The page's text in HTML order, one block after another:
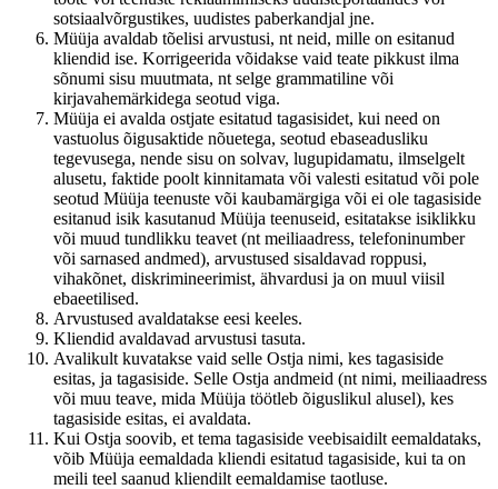
sotsiaalvõrgustikes, uudistes paberkandjal jne.
Müüja avaldab tõelisi arvustusi, nt neid, mille on esitanud
kliendid ise. Korrigeerida võidakse vaid teate pikkust ilma
sõnumi sisu muutmata, nt selge grammatiline või
kirjavahemärkidega seotud viga.
Müüja ei avalda ostjate esitatud tagasisidet, kui need on
vastuolus õigusaktide nõuetega, seotud ebaseadusliku
tegevusega, nende sisu on solvav, lugupidamatu, ilmselgelt
alusetu, faktide poolt kinnitamata või valesti esitatud või pole
seotud Müüja teenuste või kaubamärgiga või ei ole tagasiside
esitanud isik kasutanud Müüja teenuseid, esitatakse isiklikku
või muud tundlikku teavet (nt meiliaadress, telefoninumber
või sarnased andmed), arvustused sisaldavad roppusi,
vihakõnet, diskrimineerimist, ähvardusi ja on muul viisil
ebaeetilised.
Arvustused avaldatakse eesi keeles.
Kliendid avaldavad arvustusi tasuta.
Avalikult kuvatakse vaid selle Ostja nimi, kes tagasiside
esitas, ja tagasiside. Selle Ostja andmeid (nt nimi, meiliaadress
või muu teave, mida Müüja töötleb õiguslikul alusel), kes
tagasiside esitas, ei avaldata.
Kui Ostja soovib, et tema tagasiside veebisaidilt eemaldataks,
võib Müüja eemaldada kliendi esitatud tagasiside, kui ta on
meili teel saanud kliendilt eemaldamise taotluse.